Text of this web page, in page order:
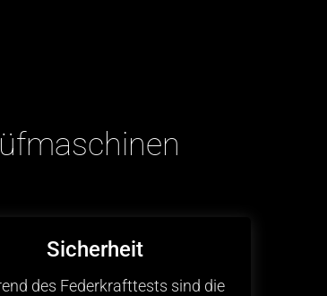
Sicherheit
des Federkrafttests sind die